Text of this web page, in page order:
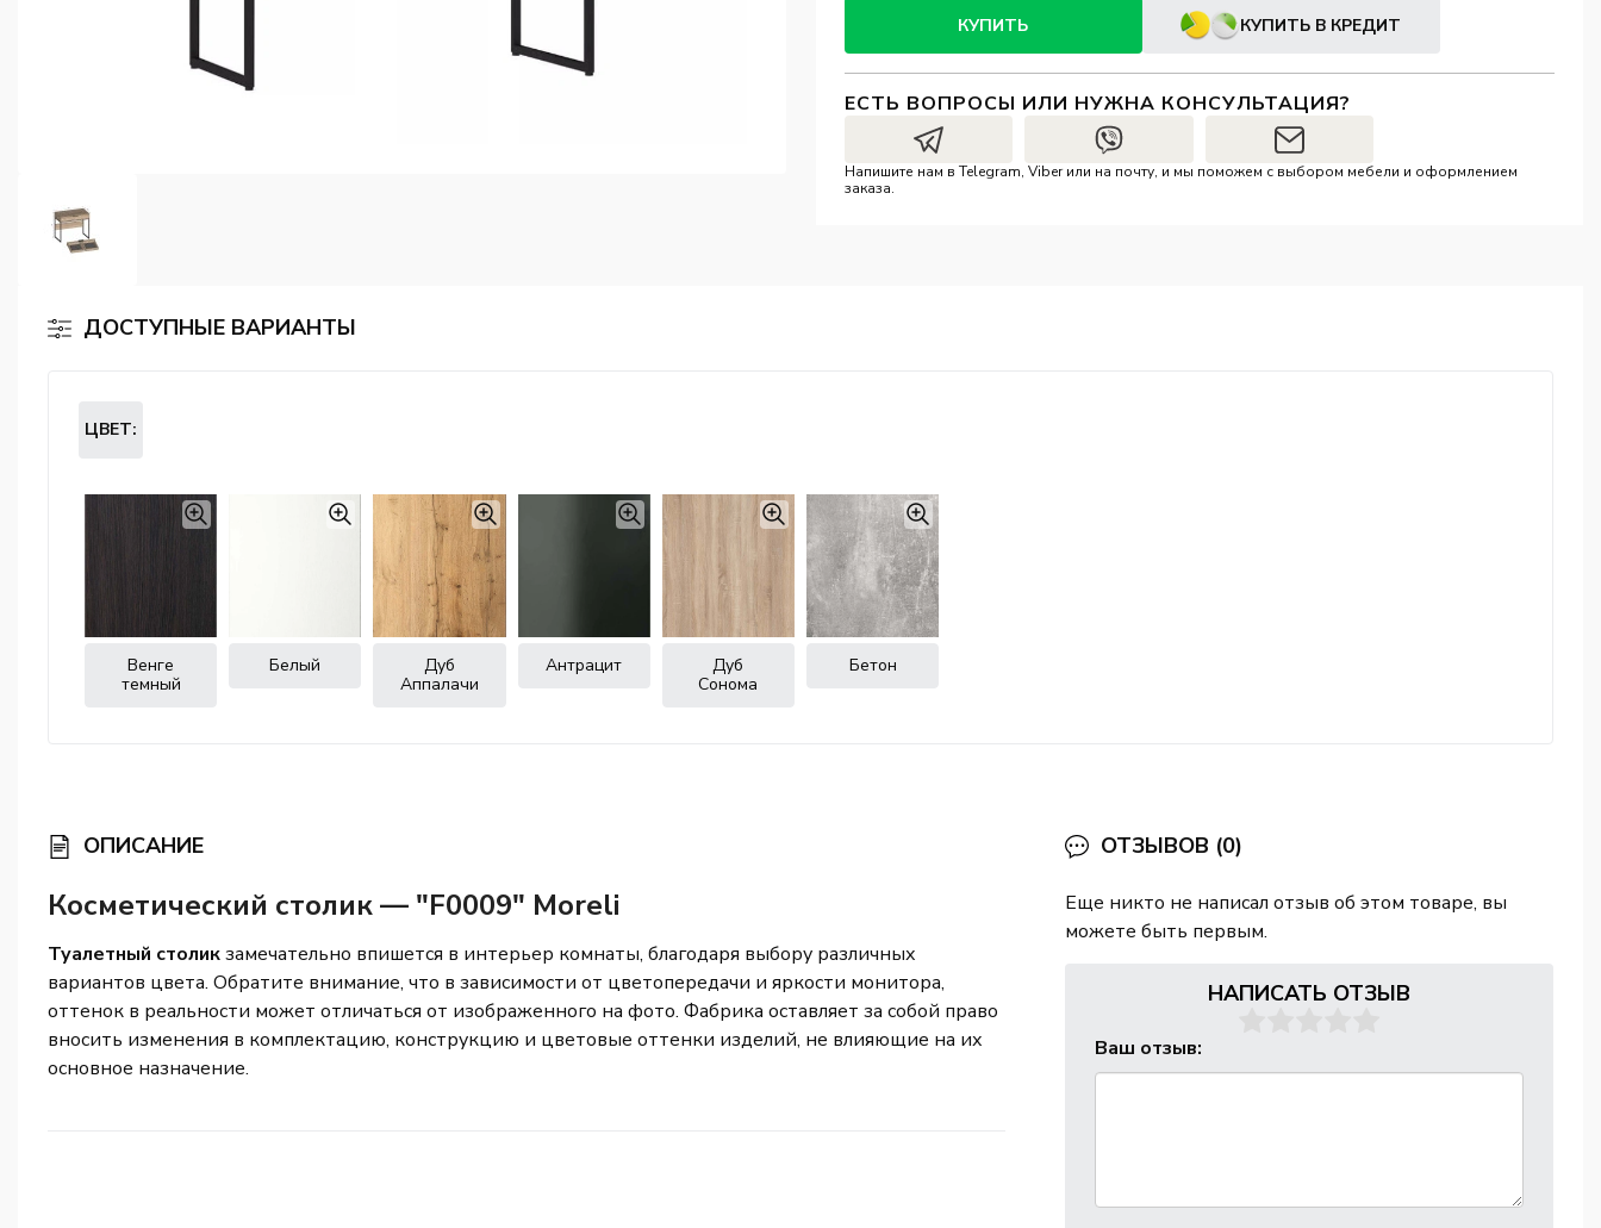
КУПИТЬ КУПИТЬ В КРЕДИТ
ЕСТЬ ВОПРОСЫ ИЛИ НУЖНА КОНСУЛЬТАЦИЯ?
Напишите нам в Telegram, Viber или на почту, и мы поможем с выбором мебели и оформлением
заказа.
ДОСТУПНЫЕ ВАРИАНТЫ
ЦВЕТ:
Венге
темный
Белый
Дуб
Аппалачи
Антрацит
Дуб
Сонома
Бетон
ОПИСАНИЕ
Косметический столик — "F0009" Moreli
Туалетный столикзамечательно впишется в интерьер комнаты, благодаря выбору различных
вариантов цвета. Обратите внимание, что в зависимости от цветопередачи и яркости монитора,
оттенок в реальности может отличаться от изображенного на фото. Фабрика оставляет за собой право
вносить изменения в комплектацию, конструкцию и цветовые оттенки изделий, не влияющие на их
основное назначение.
ОТЗЫВОВ (0)
Еще никто не написал отзыв об этом товаре, вы
можете быть первым.
НАПИСАТЬ ОТЗЫВ
Ваш отзыв: